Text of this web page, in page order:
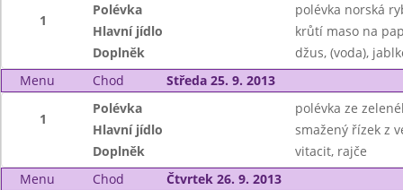
1
Polévka
polévka norská
Hlavní jídlo
krůtí maso na
Doplněk
džus, (voda),
Menu
Chod Středa 25. 9. 2013
1
Polévka
polévka ze
Hlavní jídlo
smažený řízek z
Doplněk
vitacit, rajče
Menu
Chod Čtvrtek 26. 9. 2013